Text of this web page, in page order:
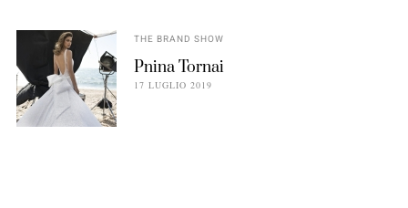
THE BRAND SHOW
Pnina Tornai
17 LUGLIO 2019